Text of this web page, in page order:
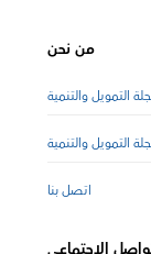
من نحن
التمويل والتنمية
والتنمية
اتصل بنا